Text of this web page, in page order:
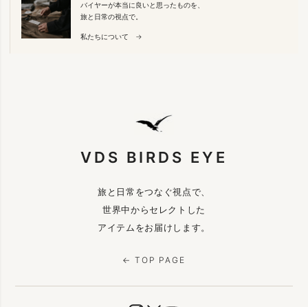
バイヤーが本当に良いと思ったものを、
旅と日常の視点で。
私たちについて →
VDS BIRDS EYE
旅と日常をつなぐ視点で、
世界中からセレクトした
アイテムをお届けします。
← TOP PAGE